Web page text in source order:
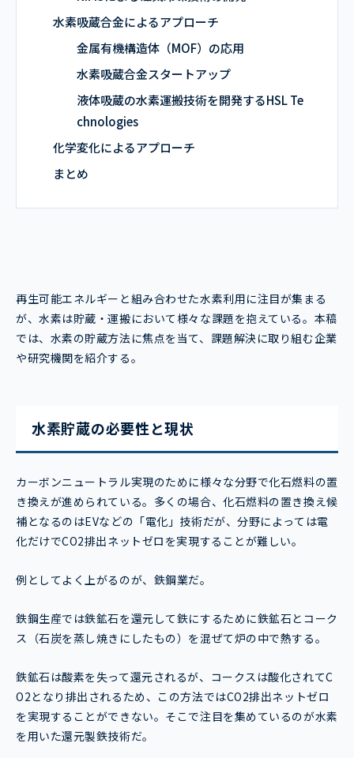
水素吸蔵合金によるアプローチ
金属有機構造体（MOF）の応用
水素吸蔵合金スタートアップ
液体吸蔵の水素運搬技術を開発するHSL Te
chnologies
化学変化によるアプローチ
まとめ
再生可能エネルギーと組み合わせた水素利用に注目が集まる
が、水素は貯蔵・運搬において様々な課題を抱えている。本稿
では、水素の貯蔵方法に焦点を当て、課題解決に取り組む企業
や研究機関を紹介する。
水素貯蔵の必要性と現状
カーボンニュートラル実現のために様々な分野で化石燃料の置
き換えが進められている。多くの場合、化石燃料の置き換え候
補となるのはEVなどの「電化」技術だが、分野によっては電
化だけでCO2排出ネットゼロを実現することが難しい。
例としてよく上がるのが、鉄鋼業だ。
鉄鋼生産では鉄鉱石を還元して鉄にするために鉄鉱石とコーク
ス（石炭を蒸し焼きにしたもの）を混ぜて炉の中で熱する。
鉄鉱石は酸素を失って還元されるが、コークスは酸化されてC
O2となり排出されるため、この方法ではCO2排出ネットゼロ
を実現することができない。そこで注目を集めているのが水素
を用いた還元製鉄技術だ。